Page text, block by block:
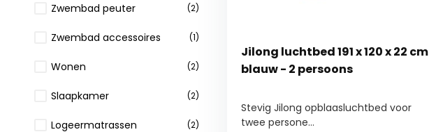
Zwembad peuter (2)
Zwembad accessoires (1)
Wonen (2)
Slaapkamer (2)
Logeermatrassen (2)
Jilong luchtbed 191 x 120 x 22 cm
blauw - 2 persoons
Stevig Jilong opblaasluchtbed voor
twee persone...